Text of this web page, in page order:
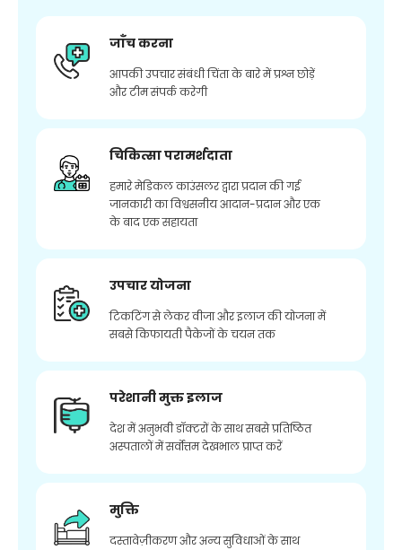
जाँच करना
आपकी उपचार संबंधी चिंता के बारे में प्रश्न छोड़ें
और टीम संपर्क करेगी
चिकित्सा परामर्शदाता
हमारे मेडिकल काउंसलर द्वारा प्रदान की गई
जानकारी का विश्वसनीय आदान-प्रदान और एक
के बाद एक सहायता
उपचार योजना
टिकटिंग से लेकर वीजा और इलाज की योजना में
सबसे किफायती पैकेजों के चयन तक
परेशानी मुक्त इलाज
देश में अनुभवी डॉक्टरों के साथ सबसे प्रतिष्ठित
अस्पतालों में सर्वोत्तम देखभाल प्राप्त करें
मुक्ति
दस्तावेज़ीकरण और अन्य सुविधाओं के साथ